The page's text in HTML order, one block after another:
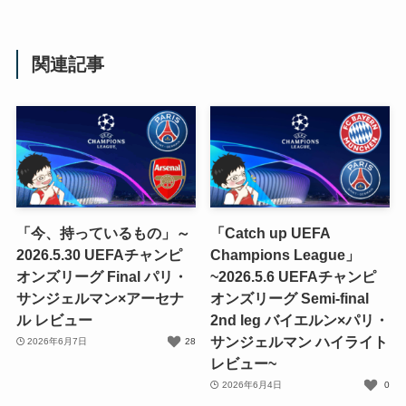
関連記事
「今、持っているもの」～
2026.5.30 UEFAチャンピ
オンズリーグ Final パリ・
サンジェルマン×アーセナ
ル レビュー
2026年6月7日 28
「Catch up UEFA
Champions League」
~2026.5.6 UEFAチャンピ
オンズリーグ Semi-final
2nd leg バイエルン×パリ・
サンジェルマン ハイライト
レビュー~
2026年6月4日 0